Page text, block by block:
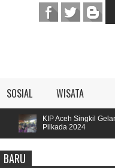
SOSIAL WISATA
Singkil Gelar Pelatihan Jurnalis
BARU